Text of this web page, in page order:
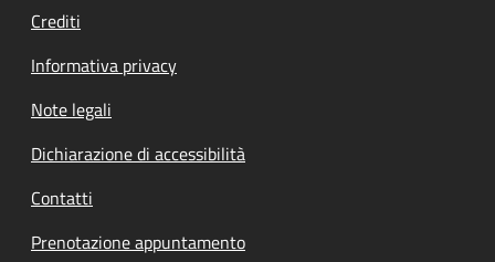
Crediti
Informativa privacy
Note legali
Dichiarazione di accessibilità
Contatti
Prenotazione appuntamento